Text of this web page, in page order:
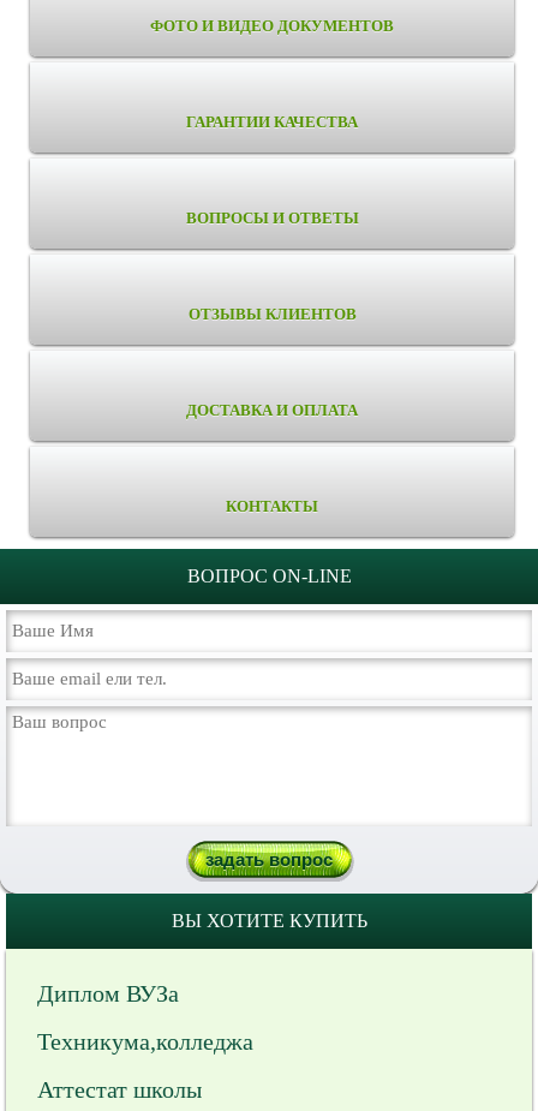
ФОТО И ВИДЕО ДОКУМЕНТОВ
ГАРАНТИИ КАЧЕСТВА
ВОПРОСЫ И ОТВЕТЫ
ОТЗЫВЫ КЛИЕНТОВ
ДОСТАВКА И ОПЛАТА
КОНТАКТЫ
ВОПРОС ON-LINE
ВЫ ХОТИТЕ КУПИТЬ
Диплом ВУЗа
Техникума,колледжа
Аттестат школы